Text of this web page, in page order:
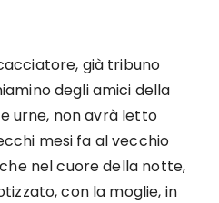
già tribuno
degli amici della
urne, non avrà letto
mesi fa al vecchio
nel cuore della notte,
con la moglie, in